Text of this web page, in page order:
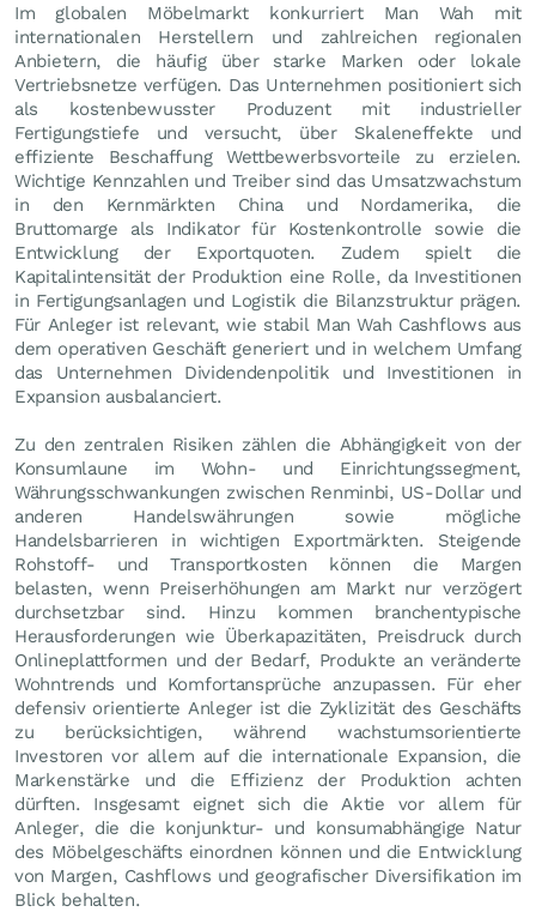
Im globalen Möbelmarkt konkurriert Man Wah mit
internationalen Herstellern und zahlreichen regionalen
Anbietern, die häufig über starke Marken oder lokale
Vertriebsnetze verfügen. Das Unternehmen positioniert sich
als kostenbewusster Produzent mit industrieller
Fertigungstiefe und versucht, über Skaleneffekte und
effiziente Beschaffung Wettbewerbsvorteile zu erzielen.
Wichtige Kennzahlen und Treiber sind das Umsatzwachstum
in den Kernmärkten China und Nordamerika, die
Bruttomarge als Indikator für Kostenkontrolle sowie die
Entwicklung der Exportquoten. Zudem spielt die
Kapitalintensität der Produktion eine Rolle, da Investitionen
in Fertigungsanlagen und Logistik die Bilanzstruktur prägen.
Für Anleger ist relevant, wie stabil Man Wah Cashflows aus
dem operativen Geschäft generiert und in welchem Umfang
das Unternehmen Dividendenpolitik und Investitionen in
Expansion ausbalanciert.
Zu den zentralen Risiken zählen die Abhängigkeit von der
Konsumlaune im Wohn- und Einrichtungssegment,
Währungsschwankungen zwischen Renminbi, US-Dollar und
anderen Handelswährungen sowie mögliche
Handelsbarrieren in wichtigen Exportmärkten. Steigende
Rohstoff- und Transportkosten können die Margen
belasten, wenn Preiserhöhungen am Markt nur verzögert
durchsetzbar sind. Hinzu kommen branchentypische
Herausforderungen wie Überkapazitäten, Preisdruck durch
Onlineplattformen und der Bedarf, Produkte an veränderte
Wohntrends und Komfortansprüche anzupassen. Für eher
defensiv orientierte Anleger ist die Zyklizität des Geschäfts
zu berücksichtigen, während wachstumsorientierte
Investoren vor allem auf die internationale Expansion, die
Markenstärke und die Effizienz der Produktion achten
dürften. Insgesamt eignet sich die Aktie vor allem für
Anleger, die die konjunktur- und konsumabhängige Natur
des Möbelgeschäfts einordnen können und die Entwicklung
von Margen, Cashflows und geografischer Diversifikation im
Blick behalten.